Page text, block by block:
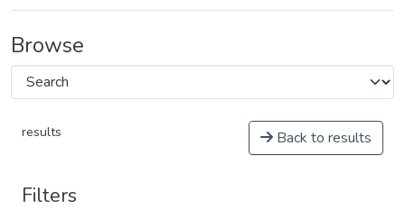
Browse
results Back to results
Filters